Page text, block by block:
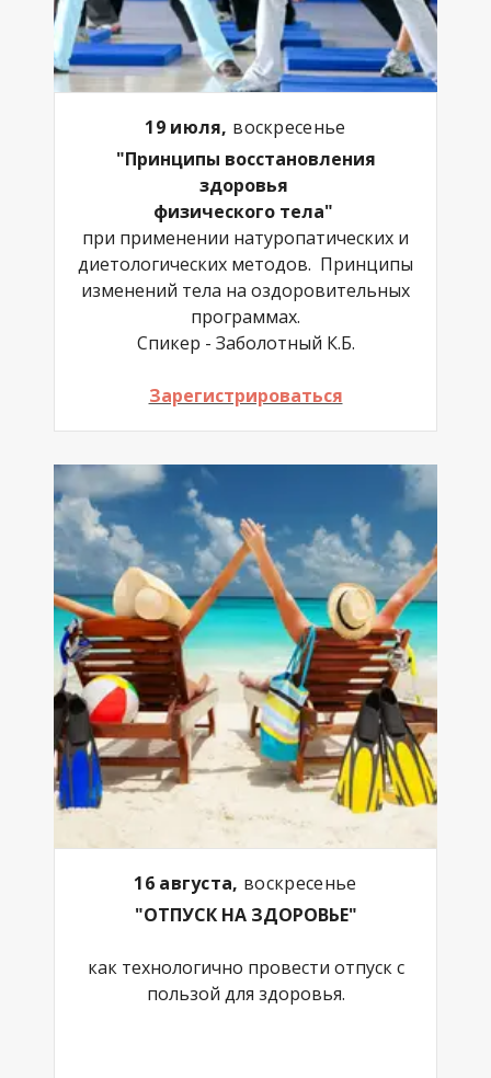
19 июля, воскресенье
"Принципы восстановления
здоровья
физического тела"
при применении натуропатических и
диетологических методов. Принципы
изменений тела на оздоровительных
программах.
Спикер - Заболотный К.Б.
Зарегистрироваться
16 августа, воскресенье
"ОТПУСК НА ЗДОРОВЬЕ"
как технологично провести отпуск с
пользой для здоровья.